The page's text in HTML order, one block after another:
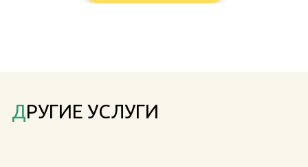
ДРУГИЕ УСЛУГИ